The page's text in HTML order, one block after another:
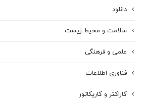
دانلود
سلامت و محیط زیست
علمی و فرهنگی
فناوری اطلاعات
کاراکتر و کاریکاتور